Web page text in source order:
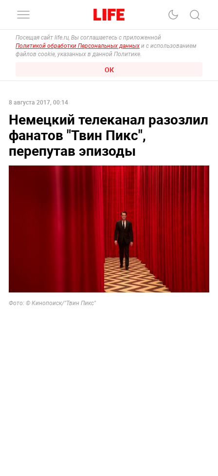
Посещая сайт life.ru, Вы соглашаетесь с приложенной
Политикой обработки Персональных данных и с использованием
файлов cookie, указанных в данной Политике.
ОК
8 августа 2017, 00:14
Немецкий телеканал разозлил
фанатов "Твин Пикс",
перепутав эпизоды
Фото: © Кинопоиск/"Твин Пикс"